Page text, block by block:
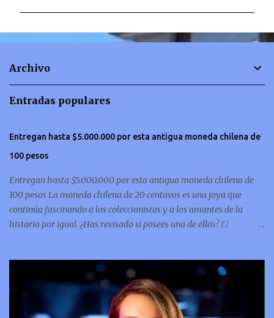
n
Archivo
Entradas populares
Entregan hasta $5.000.000 por esta antigua moneda chilena de
100 pesos
Entregan hasta $5.000.000 por esta antigua moneda chilena de
100 pesos La moneda chilena de 20 centavos es una joya que
continúa fascinando a los coleccionistas y a los amantes de la
historia por igual. ¿Has revisado si posees una de ellas? El
ha convertido en una de las más buscadas por cazadores de
tesoros de todo el mundo. Esta pieza, debido a su rareza y la
demanda en el mercado numismático, ha alcanzado un valor
sorprendente de hasta $5,000,000. Esta moneda es parte del